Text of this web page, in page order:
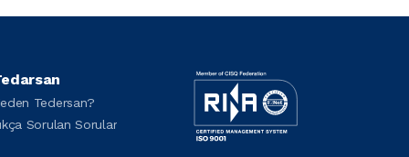
Tedersan?
Sorulan Sorular